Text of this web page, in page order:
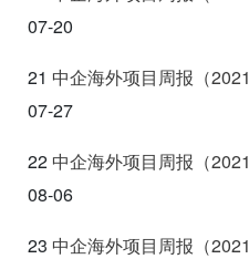
07-20
21 中企海外项目周报（
07-27
22 中企海外项目周报（
08-06
23 中企海外项目周报（